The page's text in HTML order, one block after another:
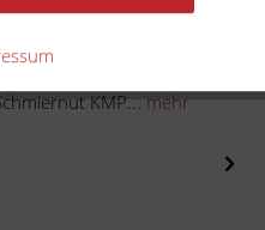
KMP... mehr